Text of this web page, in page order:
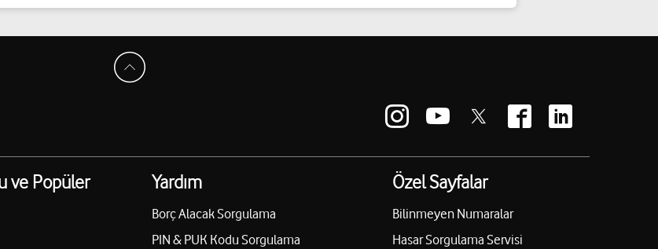
ve Popüler
Yardım
Borç Alacak Sorgulama
PIN & PUK Kodu Sorgulama
Özel Sayfalar
Bilinmeyen Numaralar
Hasar Sorgulama Servisi